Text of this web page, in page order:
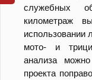
служебных
километраж
использовании
мото- и
анализа
проекта